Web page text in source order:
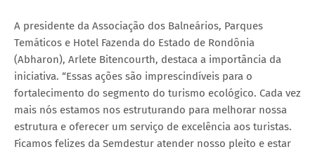
​A presidente da ​​Associação dos Balneários, Parques
Temáticos e Hotel Fazenda do Estado de Rondônia
(Abharon), Arlete Bitencourth​,​​ destaca a importância da
iniciativa.​ “​E​ssas ações são imprescindíveis para o
fortalecimento do segmento do turismo ecológico. Cada vez
mais nós estamos nos estruturando para melhorar nossa
estrutura e oferecer um serviço de excelência aos turistas.
Ficamos felizes da Semdestur atender nosso pleito e estar